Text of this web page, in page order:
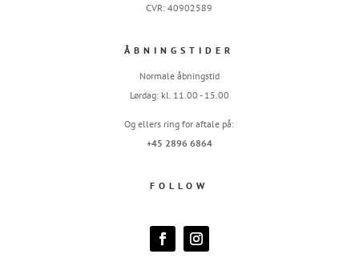
CVR: 40902589
ÅBNINGSTIDER
Normale åbningstid
Lørdag: kl. 11.00 - 15.00
Og ellers ring for aftale på:
+45 2896 6864
FOLLOW